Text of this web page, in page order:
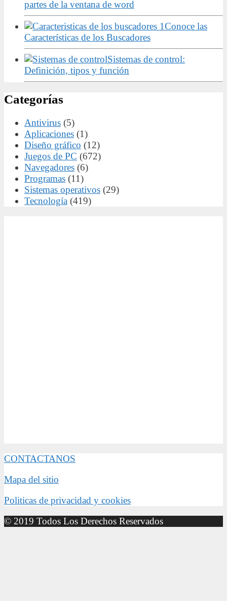
partes de la ventana de word
Conoce las
Características de los Buscadores
Sistemas de control:
Definición, tipos y función
Categorías
Antivirus (5)
Aplicaciones (1)
Diseño gráfico (12)
Juegos de PC (672)
Navegadores (6)
Programas (11)
Sistemas operativos (29)
Tecnología (419)
CONTACTANOS
Mapa del sitio
Politicas de privacidad y cookies
© 2019 Todos Los Derechos Reservados